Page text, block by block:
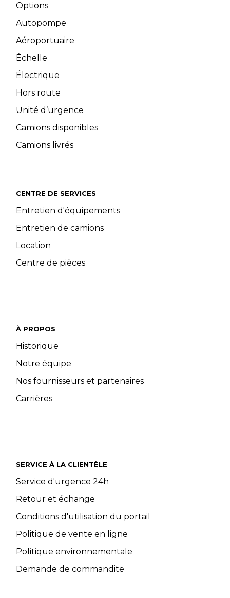
Options
Autopompe
Aéroportuaire
Échelle
Électrique
Hors route
Unité d’urgence
Camions disponibles
Camions livrés
CENTRE DE SERVICES
Entretien d'équipements
Entretien de camions
Location
Centre de pièces
À PROPOS
Historique
Notre équipe
Nos fournisseurs et partenaires
Carrières
SERVICE À LA CLIENTÈLE
Service d'urgence 24h
Retour et échange
Conditions d'utilisation du portail
Politique de vente en ligne
Politique environnementale
Demande de commandite